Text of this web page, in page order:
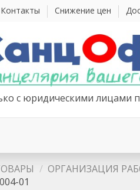
Контакты Снижение цен
с юридическими лицами
ОРГАНИЗАЦИЯ
01